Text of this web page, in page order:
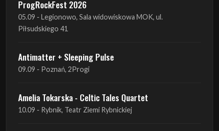
Antimatter + Sleeping Pulse
09.09 - Poznań, 2Progi
Amelia Tokarska - Celtic Tales Quartet
10.09 - Rybnik, Teatr Ziemi Rybnickiej
Antimatter + Sleeping Pulse